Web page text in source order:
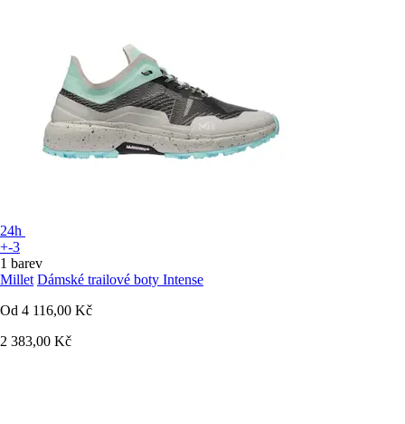
24h
+-3
1 barev
Millet Dámské trailové boty Intense
Od 4 116,00 Kč
2 383,00 Kč